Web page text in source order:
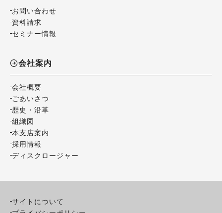
お問い合わせ
資料請求
セミナー情報
会社案内
会社概要
ごあいさつ
歴史・沿革
組織図
本支店案内
採用情報
ディスクロージャー
サイトについて